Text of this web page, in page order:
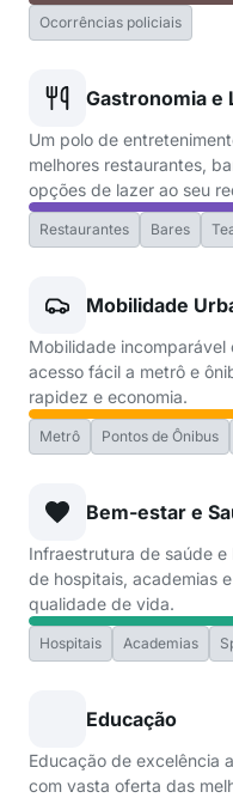
Ocorrências policiais
Gastronomia e
Um polo de
melhores restaurantes,
opções de lazer ao seu
Restaurantes Bares
Mobilidade
Mobilidade incomparável
acesso fácil a metrô e
rapidez e economia.
Metrô Pontos de Ônibus
Bem-estar e
Infraestrutura de saúde
de hospitais, academias
qualidade de vida.
Hospitais Academias
Educação
Educação de excelência
com vasta oferta das